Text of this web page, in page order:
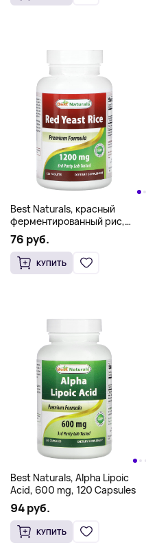
Best Naturals, красный
ферментированный рис,
1200 мг, 120 таблеток
76 руб.
КУПИТЬ
Best Naturals, Alpha Lipoic
Acid, 600 mg, 120 Capsules
94 руб.
КУПИТЬ